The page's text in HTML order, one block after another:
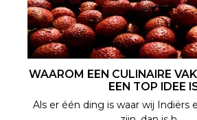
WAAROM EEN CULINAIRE
EEN TOP IDEE
Als er één ding is waar wij Indiërs